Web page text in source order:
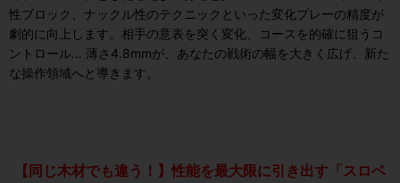
性ブロック、ナックル性のテクニックといった変化プレーの精度が
劇的に向上します。相手の意表を突く変化、コースを的確に狙うコ
ントロール… 薄さ4.8mmが、あなたの戦術の幅を大きく広げ、新た
な操作領域へと導きます。
【同じ木材でも違う！】性能を最大限に引き出す「スロベ